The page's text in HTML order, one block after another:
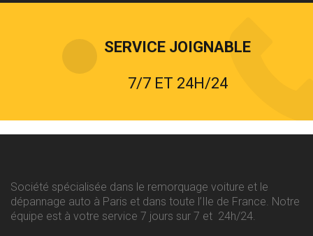
SERVICE JOIGNABLE
7/7 ET 24H/24
Société spécialisée dans le remorquage voiture et le
dépannage auto à Paris et dans toute l’Ile de France. Notre
équipe est à votre service 7 jours sur 7 et 24h/24.